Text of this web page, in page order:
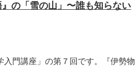
の「雪の山」〜誰も知らない
門講座」の第７回です。『伊勢物